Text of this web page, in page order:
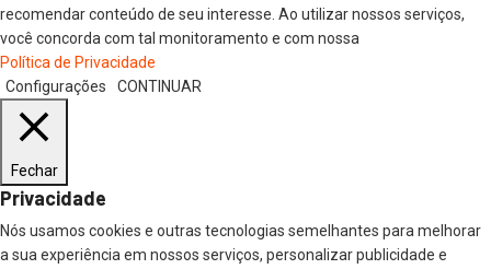
recomendar conteúdo de seu interesse. Ao utilizar nossos serviços,
você concorda com tal monitoramento e com nossa
Política de Privacidade
Configurações
CONTINUAR
Fechar
Privacidade
Nós usamos cookies e outras tecnologias semelhantes para melhorar
a sua experiência em nossos serviços, personalizar publicidade e